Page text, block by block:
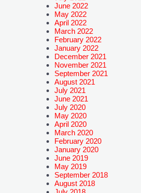
June 2022
May 2022
April 2022
March 2022
February 2022
January 2022
December 2021
November 2021
September 2021
August 2021
July 2021
June 2021
July 2020
May 2020
April 2020
March 2020
February 2020
January 2020
June 2019
May 2019
September 2018
August 2018